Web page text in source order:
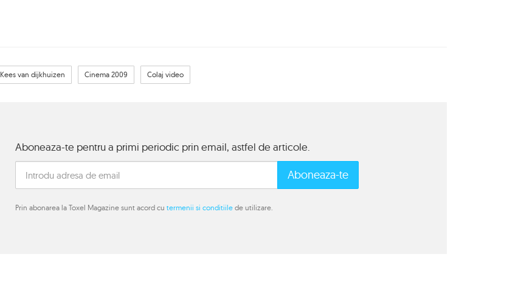
Kees van dijkhuizen Cinema 2009 Colaj video
Aboneaza-te pentru a primi periodic prin email, astfel de articole.
Aboneaza-te
Prin abonarea la Toxel Magazine sunt acord cu termenii si conditiile de utilizare.